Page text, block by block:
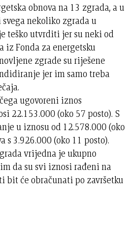
obnova na 13 zgrada, a u
nekoliko zgrada u
teško utvrditi jer su neki od
iz Fonda za energetsku
zgrade su riješene
jer im samo treba
ugovoreni iznos
22.153.000 (oko 57 posto). S
u iznosu od 12.578.000 (oko
3.926.000 (oko 11 posto).
vrijedna je ukupno
da su svi iznosi rađeni na
bit će obračunati po završetku